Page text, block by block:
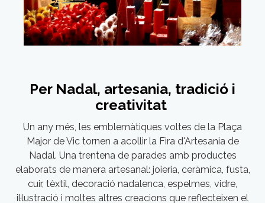
Per Nadal, artesania, tradició i
creativitat
Un any més, les emblemàtiques voltes de la Plaça
Major de Vic tornen a acollir la Fira d'Artesania de
Nadal. Una trentena de parades amb productes
elaborats de manera artesanal: joieria, ceràmica, fusta,
cuir, tèxtil, decoració nadalenca, espelmes, vidre,
il·lustració i moltes altres creacions que reflecteixen el